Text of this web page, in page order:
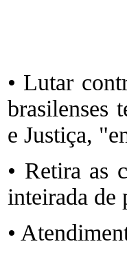
• Lutar
brasilenses
e Justiça,
• Retira as
inteirada de
•